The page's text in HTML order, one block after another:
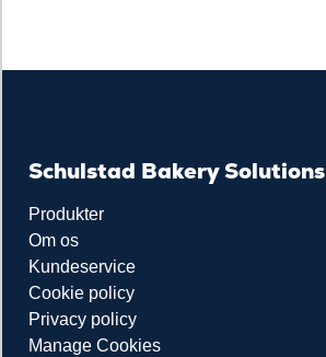
Schulstad Bakery Solutions
Produkter
Om os
Kundeservice
Cookie policy
Privacy policy
Manage Cookies